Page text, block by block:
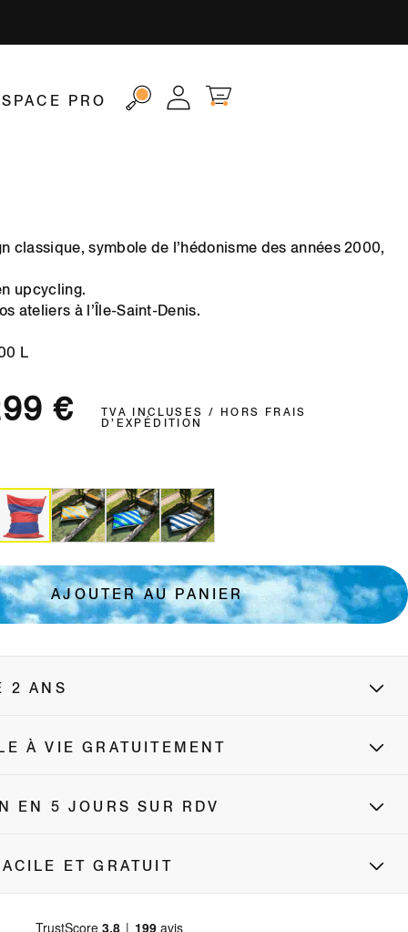
PRO ConnexionPanier
classique, symbole de l’hédonisme des années 2000,
upcycling.
ateliers à l’Île-Saint-Denis.
L
promotionnel
€ TVA INCLUSES / HORS FRAIS
D’EXPÉDITION
AJOUTER AU PANIER
2 ANS
À VIE GRATUITEMENT
EN 5 JOURS SUR RDV
ET GRATUIT